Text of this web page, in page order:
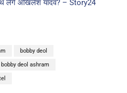
लेंगे अखिलेश यादव? – Story24
bobby deol
bobby deol ashram